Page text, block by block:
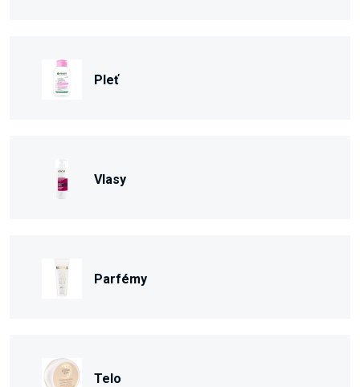
Pleť
Vlasy
Parfémy
Telo